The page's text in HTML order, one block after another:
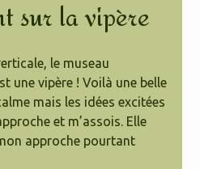
sur la vipère
le museau
une vipère ! Voilà une belle
mais les idées excitées
et m’assois. Elle
approche pourtant